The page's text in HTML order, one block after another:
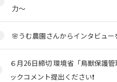
力～
🌸うむ農園さんからインタビュー
６月26日締切 環境省「鳥獣保護
ックコメント提出ください❗